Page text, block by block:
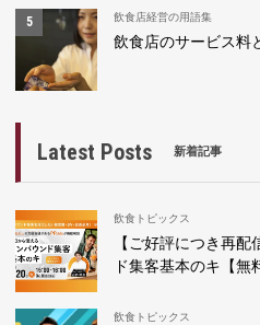
飲食店経営の用語集
飲食店のサービス料
Latest Posts 新着記事
飲食トピックス
【ご好評につき再
ド集客基本のキ【無
飲食トピックス